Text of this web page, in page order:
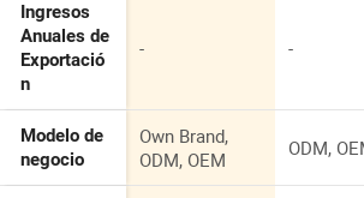
Ingresos
Anuales de
Exportació
n
- -
Modelo de
negocio
Own Brand,
ODM, OEM
ODM,